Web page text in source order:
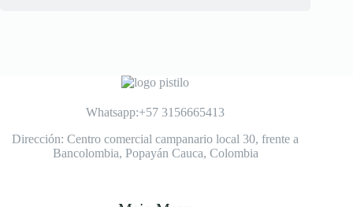
Whatsapp:+57 3156665413
Dirección: Centro comercial campanario local 30, frente a
Bancolombia, Popayán Cauca, Colombia